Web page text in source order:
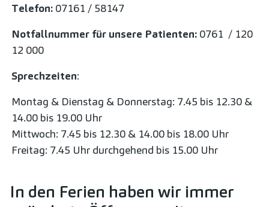
Telefon: 07161 / 58147
Notfallnummer für unsere Patienten: 0761 / 120
12 000
Sprechzeiten:
Montag & Dienstag & Donnerstag: 7.45 bis 12.30 &
14.00 bis 19.00 Uhr
Mittwoch: 7.45 bis 12.30 & 14.00 bis 18.00 Uhr
Freitag: 7.45 Uhr durchgehend bis 15.00 Uhr
In den Ferien haben wir immer